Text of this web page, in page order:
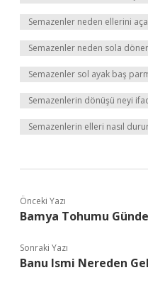
Semazenler neden ellerini
Semazenler neden sola
Semazenler sol ayak baş
Semazenlerin dönüşü neyi
Semazenlerin elleri nasıl
Önceki Yazı
Bamya Tohumu
Sonraki Yazı
Banu Ismi Nereden